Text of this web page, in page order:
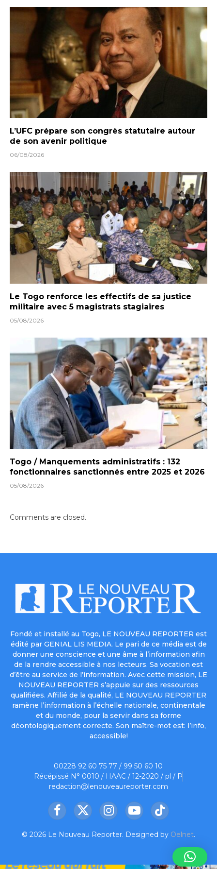
L’UFC prépare son congrès statutaire autour
de son avenir politique
06/08/2026
Le Togo renforce les effectifs de sa justice
militaire avec 5 magistrats stagiaires
05/08/2026
Togo / Manquements administratifs : 132
fonctionnaires sanctionnés entre 2025 et 2026
05/08/2026
Comments are closed.
Fondé et installé au Togo, LE NOUVEAU REPORTER est
édité par GENIAL LIS MEDIA. Le pari de ce média est de
donner une conscience et une âme à l’information afin
de la rendre accessible à nos lecteurs. Sa vocation est
d’être au service de l’information. Avec cette mission, LE
NOUVEAU REPORTER s’appuie sur des ressources
qualifiées. Affilié de la qualité, LE NOUVEAU REPORTER
ramène l’information à l’échelle nationale, continentale
et du monde, pour la servir dans sa forme
déontologiquement correcte. Son maître-mot est: l’info,
accessible!
00228 92 60 75 77 / 99 50 60 10
Récépissé N° 0010 / HAAC / 12-2020 / pl / P
redaction@lenouveaureporter.com
Facebook
X
InstagramYouTubeTikTok
© 2026 Le Nouveau Reporter. Designed by Oelnet.